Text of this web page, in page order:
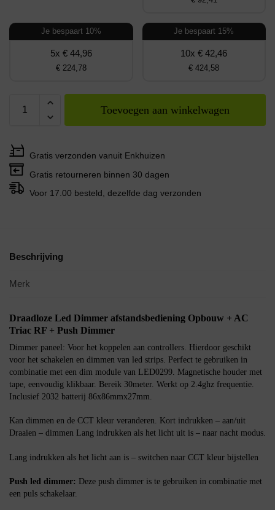
Je bespaart 10%
5x € 44,96
€ 224,78
Je bespaart 15%
10x € 42,46
€ 424,58
Toevoegen aan winkelwagen
Gratis verzonden vanuit Enkhuizen
Gratis retourneren binnen 30 dagen
Voor 17.00 besteld, dezelfde dag verzonden
Beschrijving
Merk
Draadloze Led Dimmer afstandsbediening Opbouw + AC
Triac RF + Push Dimmer
Dimmer paneel: Voor het koppelen aan controllers. Hierdoor geschikt
voor het schakelen en dimmen van led strips. Perfect te gebruiken in
combinatie met een dim module van LED0299. Magnetische houder met
tape, eenvoudig klikbaar. Bereik 30meter. Werkt op 2.4ghz frequentie.
Inclusief 2032 batterij 86x86mmx27mm.
Kan dimmen en de CCT kleur veranderen. Kort indrukken – aan/uit
Draaien – dimmen Lang indrukken als het licht uit is – naar nacht modus.
Lang indrukken als het licht aan is – switchen naar CCT kleur bijstellen
Push led dimmer: Deze push dimmer is te gebruiken in combinatie met
een puls schakelaar.